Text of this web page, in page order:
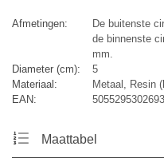
Afmetingen:
De buitenste
de binnenste
mm.
Diameter (cm):
5
Materiaal:
Metaal, Resin
EAN:
5055295302693
Maattabel